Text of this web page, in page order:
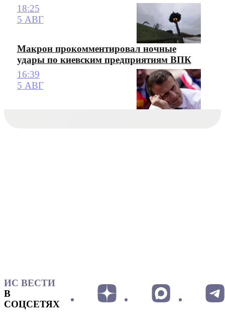
18:25
5 АВГ
Макрон прокомментировал ночные
удары по киевским предприятиям ВПК
16:39
5 АВГ
ИС ВЕСТИ
В
СОЦСЕТЯХ